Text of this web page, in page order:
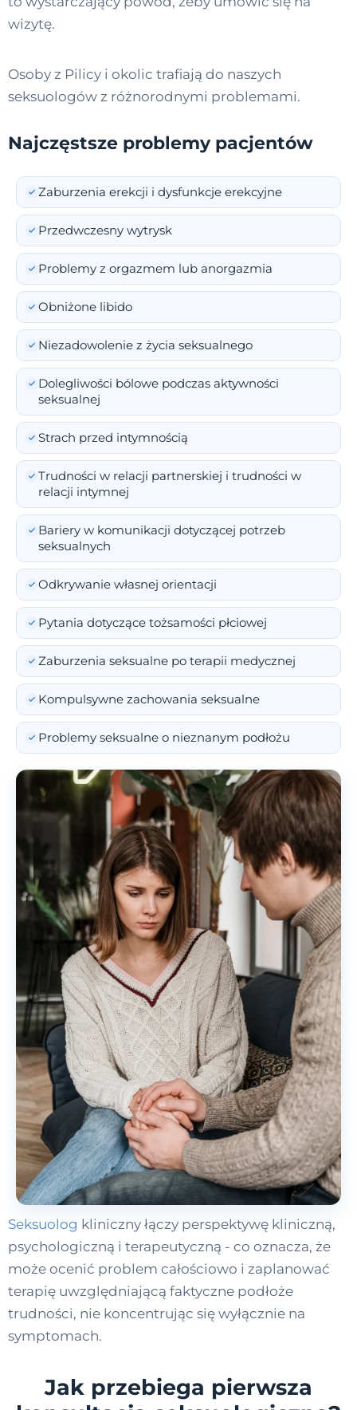
wizytę.
Osoby z Pilicy i okolic trafiają do naszych
seksuologów z różnorodnymi problemami.
Najczęstsze problemy pacjentów
Zaburzenia erekcji i dysfunkcje erekcyjne
Przedwczesny wytrysk
Problemy z orgazmem lub anorgazmia
Obniżone libido
Niezadowolenie z życia seksualnego
Dolegliwości bólowe podczas aktywności
seksualnej
Strach przed intymnością
Trudności w relacji partnerskiej i trudności w
relacji intymnej
Bariery w komunikacji dotyczącej potrzeb
seksualnych
Odkrywanie własnej orientacji
Pytania dotyczące tożsamości płciowej
Zaburzenia seksualne po terapii medycznej
Kompulsywne zachowania seksualne
Problemy seksualne o nieznanym podłożu
Seksuolog kliniczny łączy perspektywę kliniczną,
psychologiczną i terapeutyczną - co oznacza, że
może ocenić problem całościowo i zaplanować
terapię uwzględniającą faktyczne podłoże
trudności, nie koncentrując się wyłącznie na
symptomach.
Jak przebiega pierwsza